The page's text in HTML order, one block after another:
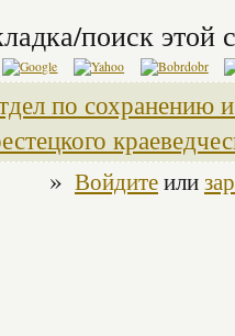
поиск этой
по сохранению
» Войдитеили